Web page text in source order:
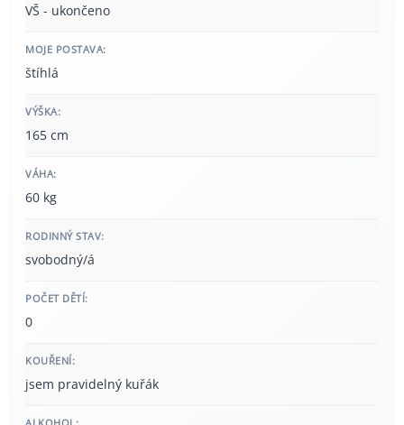
VŠ - ukončeno
MOJE POSTAVA:
štíhlá
VÝŠKA:
165 cm
VÁHA:
60 kg
RODINNÝ STAV:
svobodný/á
POČET DĚTÍ:
0
KOUŘENÍ:
jsem pravidelný kuřák